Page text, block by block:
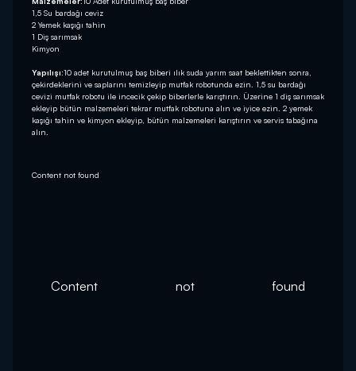
1,5 Su bardağı ceviz
2 Yemek kaşığı tahin
1 Diş sarımsak
Kimyon
Yapılışı:10 adet kurutulmuş baş biberi ılık suda yarım saat beklettikten sonra,
çekirdeklerini ve saplarını temizleyip mutfak robotunda ezin. 1,5 su bardağı
cevizi mutfak robotu ile incecik çekip biberlerle karıştırın. Üzerine 1 diş sarımsak
ekleyip bütün malzemeleri tekrar mutfak robotuna alın ve iyice ezin. 2 yemek
kaşığı tahin ve kimyon ekleyip, bütün malzemeleri karıştırın ve servis tabağına
alın.
Content not found
Content not found